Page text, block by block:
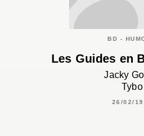
BD -
Les Guides en
Jacky
Tybo
26/02/